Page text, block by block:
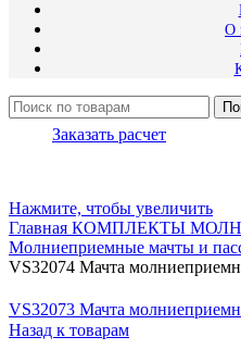
О
Заказать расчет
Нажмите, чтобы увеличить
Главная КОМПЛЕКТЫ
Молниеприемные мачты и
VS32074 Мачта
VS32073 Мачта
Назад к товарам